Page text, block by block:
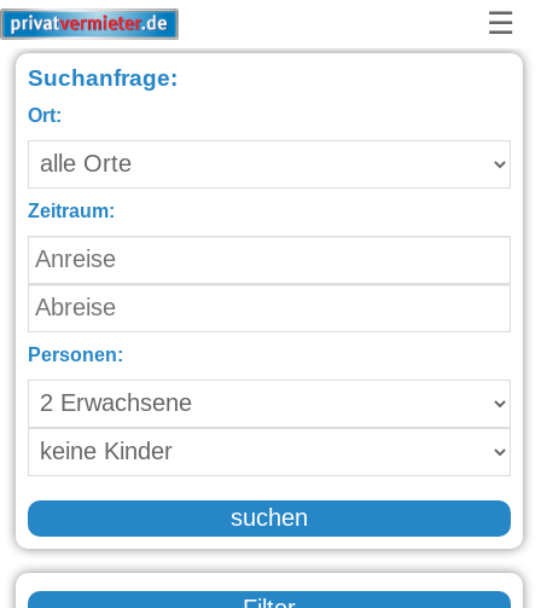
☰
Suchanfrage:
Ort:
Zeitraum:
Personen:
suchen